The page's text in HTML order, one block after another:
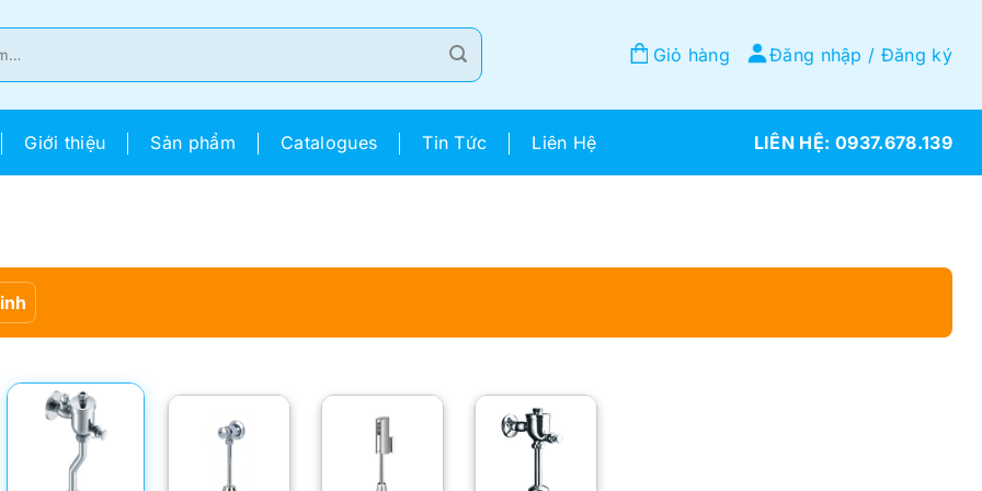
Giỏ hàng Đăng nhập / Đăng ký
Giới thiệu Sản phẩm Catalogues Tin Tức Liên Hệ 0937.678.139